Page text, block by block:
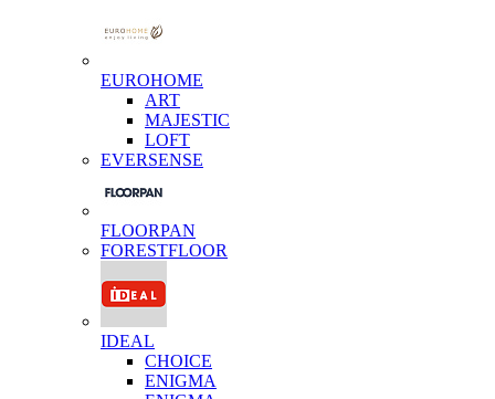
EUROHOME
ART
MAJESTIC
LOFT
EVERSENSE
FLOORPAN
FORESTFLOOR
IDEAL
CHOICE
ENIGMA